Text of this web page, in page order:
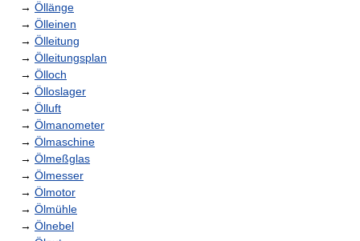
→ Öllänge
→ Ölleinen
→ Ölleitung
→ Ölleitungsplan
→ Ölloch
→ Ölloslager
→ Ölluft
→ Ölmanometer
→ Ölmaschine
→ Ölmeßglas
→ Ölmesser
→ Ölmotor
→ Ölmühle
→ Ölnebel